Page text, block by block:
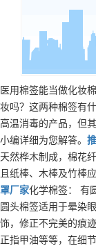
医用棉签能当做化妆
妆吗？这两种棉签有
高温消毒的产品，但
小编详细为您解答。
天然桦木制成，棉花
且纸棒、木棒及竹棒
罩厂家化学棉签： 有
圆头棉签适用于晕染
饰，修正不完美的痕
正指甲油等等，在细